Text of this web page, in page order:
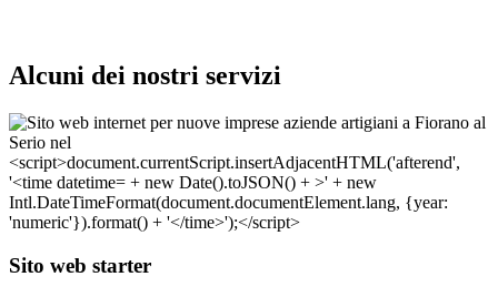
Alcuni dei nostri servizi
Sito web starter